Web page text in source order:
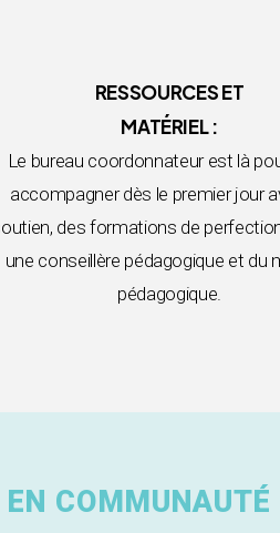
RESSOURCES ET
MATÉRIEL :
Le bureau coordonnateur est là
accompagner dès le premier jour
des formations de
une conseillère pédagogique et du
pédagogique.
COMMUNAUTÉ